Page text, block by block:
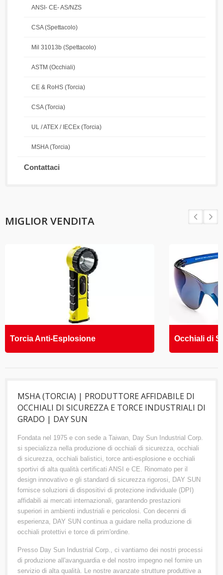
ANSI- CE- AS/NZS
CSA (Spettacolo)
Mil 31013b (Spettacolo)
ASTM (Occhiali)
CE & RoHS (Torcia)
CSA (Torcia)
UL / ATEX / IECEx (Torcia)
MSHA (Torcia)
Contattaci
MIGLIOR VENDITA
Torcia Anti-Esplosione Occhiali di
MSHA (TORCIA) | PRODUTTORE AFFIDABILE DI
OCCHIALI DI SICUREZZA E TORCE INDUSTRIALI DI
GRADO | DAY SUN
Fondata nel 1975 e con sede a Taiwan, Day Sun Industrial Corp.
si specializza nella produzione di occhiali di sicurezza, occhiali
di sicurezza, occhiali balistici, torce anti-esplosione e occhiali
sportivi di alta qualità certificati ANSI e CE. Rinomato per il
design innovativo e gli standard di sicurezza rigorosi, DAY SUN
fornisce soluzioni di dispositivi di protezione individuale (DPI)
affidabili ai mercati internazionali, garantendo prestazioni
superiori in ambienti industriali e pericolosi. Con decenni di
esperienza, DAY SUN continua a guidare nella produzione di
occhiali protettivi e torce di prim'ordine.
Presso Day Sun Industrial Corp., ci vantiamo dei nostri processi
di produzione all'avanguardia e del nostro impegno nel fornire un
servizio di alta qualità. Le nostre avanzate strutture produttive a